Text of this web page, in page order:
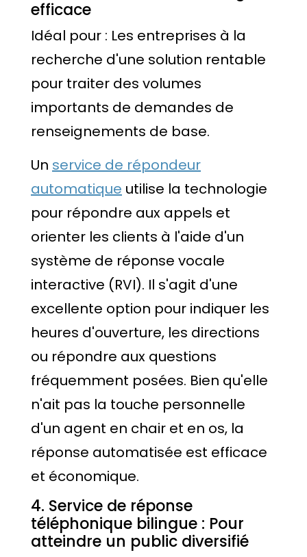
efficace
Idéal pour : Les entreprises à la
recherche d'une solution rentable
pour traiter des volumes
importants de demandes de
renseignements de base.
Un service de répondeur
automatique utilise la technologie
pour répondre aux appels et
orienter les clients à l'aide d'un
système de réponse vocale
interactive (RVI). Il s'agit d'une
excellente option pour indiquer les
heures d'ouverture, les directions
ou répondre aux questions
fréquemment posées. Bien qu'elle
n'ait pas la touche personnelle
d'un agent en chair et en os, la
réponse automatisée est efficace
et économique.
4. Service de réponse
téléphonique bilingue : Pour
atteindre un public diversifié